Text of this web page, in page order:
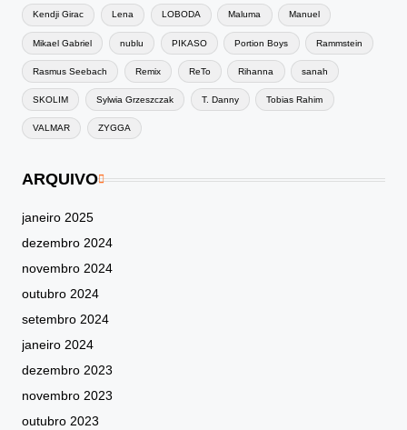
Kendji Girac Lena LOBODA Maluma Manuel
Mikael Gabriel nublu PIKASO Portion Boys Rammstein
Rasmus Seebach Remix ReTo Rihanna sanah
SKOLIM Sylwia Grzeszczak T. Danny Tobias Rahim
VALMAR ZYGGA
ARQUIVO
janeiro 2025
dezembro 2024
novembro 2024
outubro 2024
setembro 2024
janeiro 2024
dezembro 2023
novembro 2023
outubro 2023